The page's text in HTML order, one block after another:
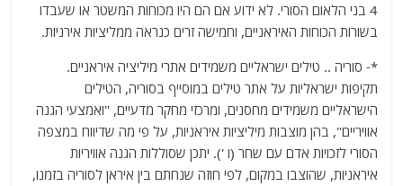
4 בני הלאום הסורי. לא ידוע אם הם היו מכוחות המשטר או שעבדו
בשורות הכוחות האיראניים, וחמישה זרים כנראה ממליציות אירניות.
*- סוריה .. טילים ישראליים משמידים אתרי מיליציה איראניים.
תקיפות ישראליות על אתר טילים במוסייף בסוריה, הטילים
הישראליים משמידים מחסנים, ומרכזי מחקר מדעיים, "ואמצעי הגנה
אוויריים", בהן מוצבות מיליציות איראניות, על פי מה שדיווח במצפה
הסורי לזכויות אדם עם שחר (ו '). יתכן שסוללות הגנה אוויריות
איראניות, שהוצבו במקום, לפי חוזה שנחתם בין איראן לסוריה בזמנו,